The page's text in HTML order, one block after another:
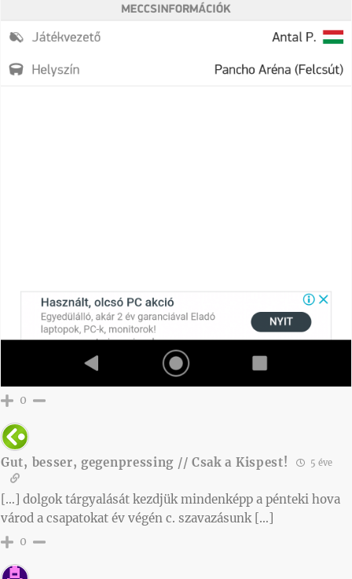
0
Gut, besser, gegenpressing // Csak a Kispest! 5 éve
[…] dolgok tárgyalását kezdjük mindenképp a pénteki hova
várod a csapatokat év végén c. szavazásunk […]
0